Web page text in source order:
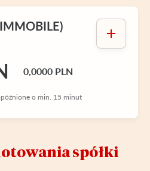
0,0000 PLN
o min. 15 minut
spółki